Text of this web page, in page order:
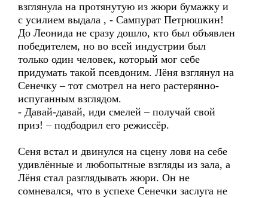
взглянула на протянутую из жюри бумажку и
с усилием выдала , - Сампурат Петрюшкин!
До Леонида не сразу дошло, кто был объявлен
победителем, но во всей индустрии был
только один человек, который мог себе
придумать такой псевдоним. Лёня взглянул на
Сенечку – тот смотрел на него растерянно-
испуганным взглядом.
- Давай-давай, иди смелей – получай свой
приз! – подбодрил его режиссёр.
Сеня встал и двинулся на сцену ловя на себе
удивлённые и любопытные взгляды из зала, а
Лёня стал разглядывать жюри. Он не
сомневался, что в успехе Сенечки заслуга не